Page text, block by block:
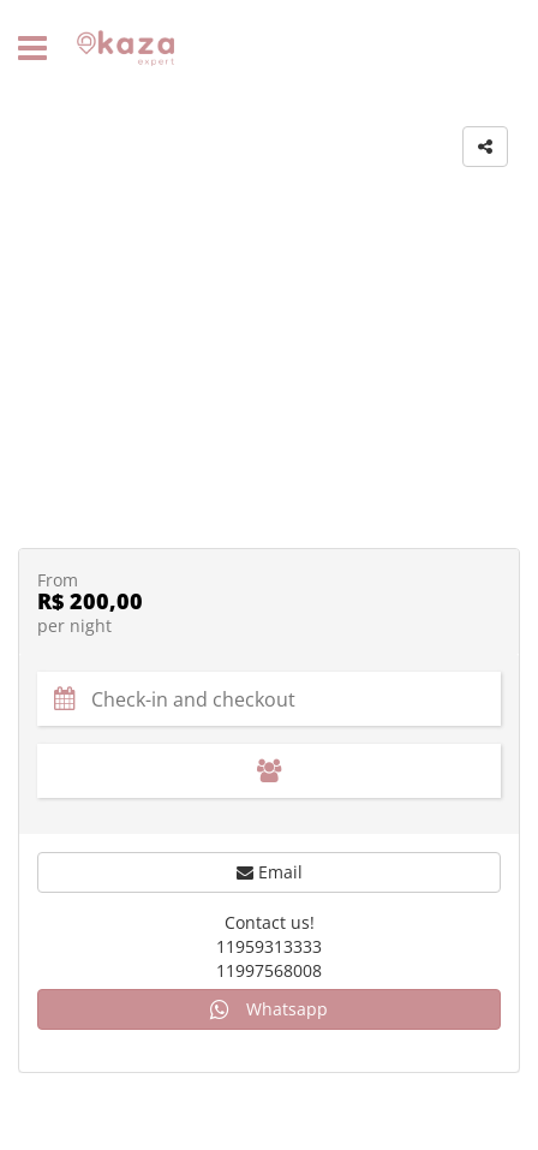
From
R$ 200,00
per night
Email
Contact us!
11959313333
11997568008
Whatsapp